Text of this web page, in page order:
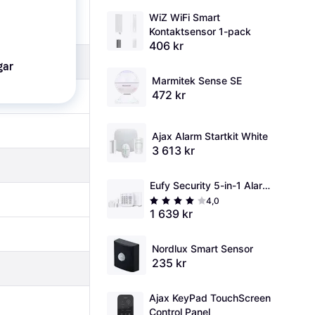
WiZ WiFi Smart
Kontaktsensor 1-pack
406 kr
Marmitek Sense SE
472 kr
Ajax Alarm Startkit White
3 613 kr
Eufy Security 5-in-1 Alarm
Kit
4,0
1 639 kr
Nordlux Smart Sensor
235 kr
Ajax KeyPad TouchScreen
Control Panel